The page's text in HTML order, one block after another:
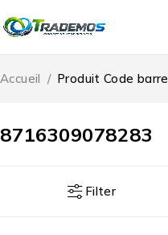
8716309078283
Accueil / Produit Code barre
Filter